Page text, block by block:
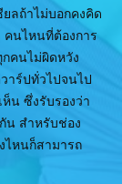
ลถ้าไม่บอกคงคิด
นไหนที่ต้องการ
คนไม่ผิดหวัง
าร์ปทั่วไปจนไป
น ซึ่งรับรองว่า
น สำหรับช่อง
ไหนก็สามารถ